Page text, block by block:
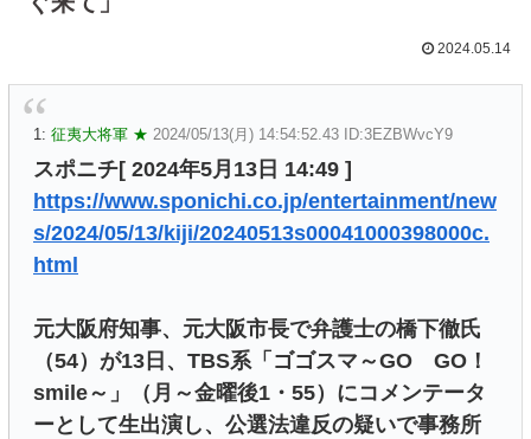
2024.05.14
1: 征夷大将軍 ★ 2024/05/13(月) 14:54:52.43 ID:3EZBWvcY9
スポニチ[ 2024年5月13日 14:49 ]
https://www.sponichi.co.jp/entertainment/new
s/2024/05/13/kiji/20240513s00041000398000c.
html
元大阪府知事、元大阪市長で弁護士の橋下徹氏
（54）が13日、TBS系「ゴゴスマ～GO GO！
smile～」（月～金曜後1・55）にコメンテータ
ーとして生出演し、公選法違反の疑いで事務所